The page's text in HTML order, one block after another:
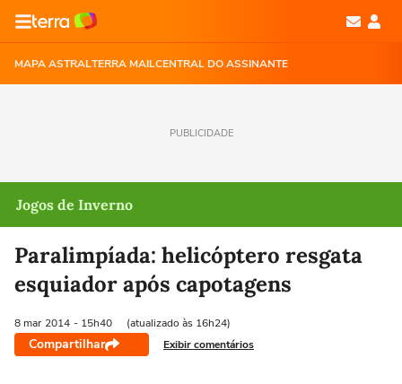
MAPA ASTRALTERRA MAILCENTRAL DO ASSINANTE
PUBLICIDADE
Jogos de Inverno
Paralimpíada: helicóptero resgata
esquiador após capotagens
8 mar 2014 - 15h40 (atualizado às 16h24)
Compartilhar Exibir comentários